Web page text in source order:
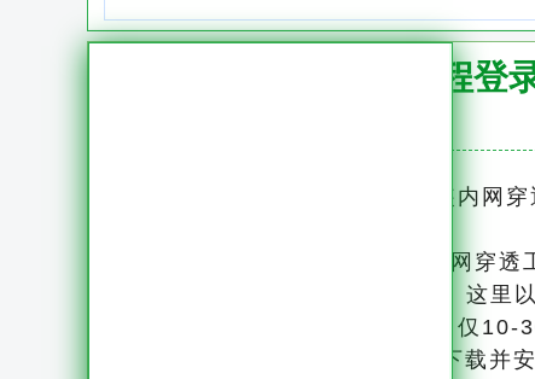
内网远程登
被远程控制的电脑上需要安装内网
一、内网穿透工具（以80KM内网穿透
这是打通内外网的关键一步。这里
需公网IP，配置简单，内存占用仅10-
1.下载安装：在被控电脑上下载并安